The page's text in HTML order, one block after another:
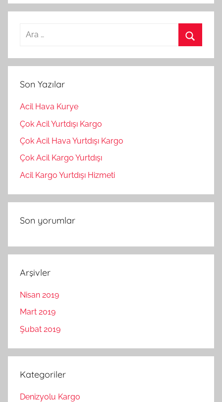
Arama:
Son Yazılar
Acil Hava Kurye
Çok Acil Yurtdışı Kargo
Çok Acil Hava Yurtdışı Kargo
Çok Acil Kargo Yurtdışı
Acil Kargo Yurtdışı Hizmeti
Son yorumlar
Arşivler
Nisan 2019
Mart 2019
Şubat 2019
Kategoriler
Denizyolu Kargo